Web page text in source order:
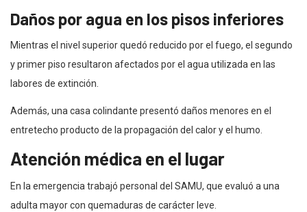
Daños por agua en los pisos inferiores
Mientras el nivel superior quedó reducido por el fuego, el segundo
y primer piso resultaron afectados por el agua utilizada en las
labores de extinción.
Además, una casa colindante presentó daños menores en el
entretecho producto de la propagación del calor y el humo.
Atención médica en el lugar
En la emergencia trabajó personal del SAMU, que evaluó a una
adulta mayor con quemaduras de carácter leve.